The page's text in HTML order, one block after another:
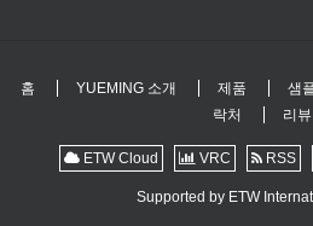
홈 YUEMING 소개 제품 샘
락처
리뷰
ETW Cloud VRC RSS
Supported by ETW